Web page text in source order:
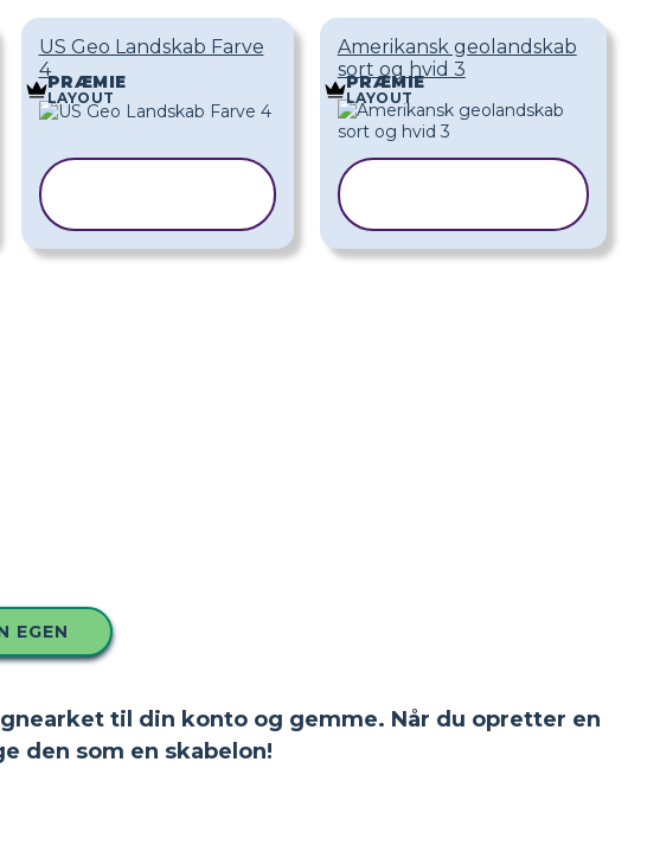
US Geo Landskab Farve
4
PRÆMIE
LAYOUT
Amerikansk geolandskab
sort og hvid 3
PRÆMIE
LAYOUT
EGEN
til din konto og gemme. Når du opretter en
den som en skabelon!